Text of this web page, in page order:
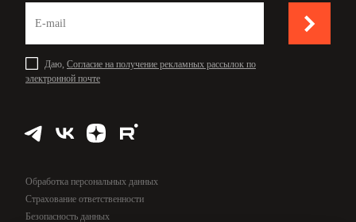
Даю, Согласие на получение рекламных рассылок по
электронной почте
Обработка персональных данных
Страхование ответственности
Безопасность данных